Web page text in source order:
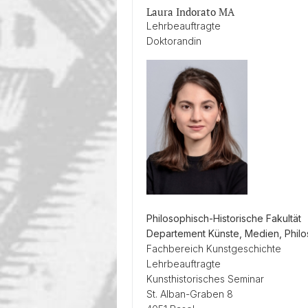
Laura Indorato MA
Lehrbeauftragte
Doktorandin
Philosophisch-Historische Fakultät
Departement Künste, Medien,
Fachbereich Kunstgeschichte
Lehrbeauftragte
Kunsthistorisches Seminar
St. Alban-Graben 8